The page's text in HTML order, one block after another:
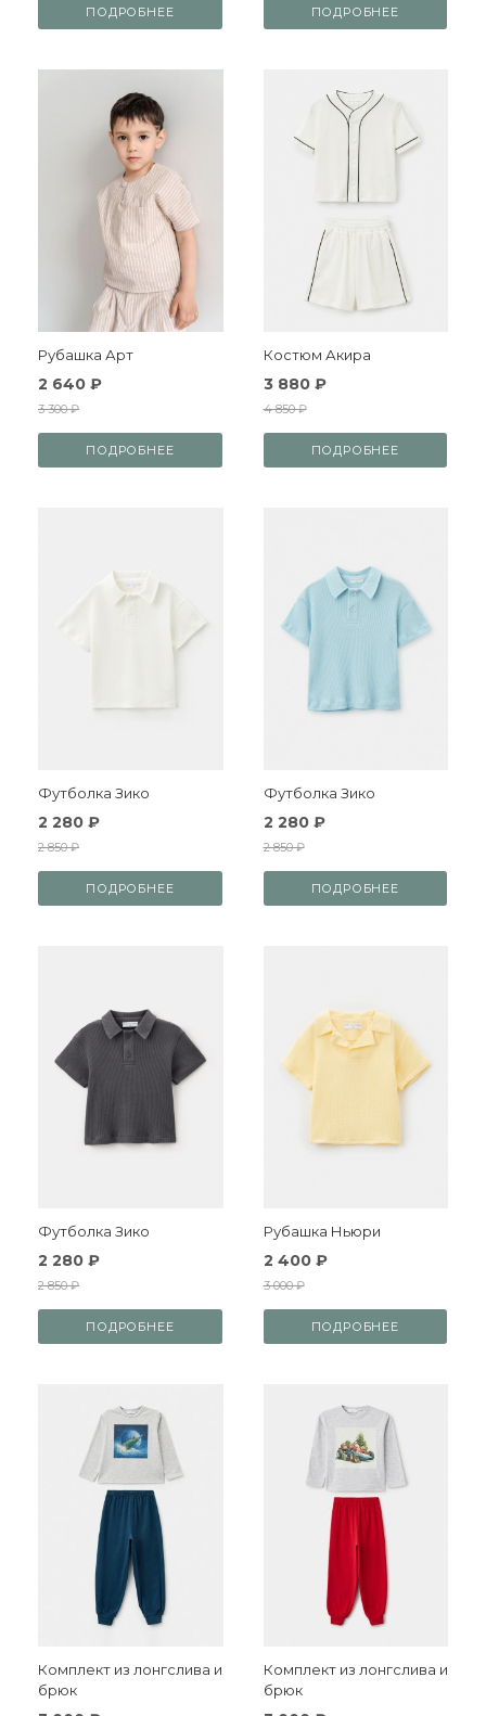
ПОДРОБНЕЕ ПОДРОБНЕЕ
Рубашка Арт
2 640 ₽
3 300 ₽
ПОДРОБНЕЕ
Костюм Акира
3 880 ₽
4 850 ₽
ПОДРОБНЕЕ
Футболка Зико
2 280 ₽
2 850 ₽
ПОДРОБНЕЕ
Футболка Зико
2 280 ₽
2 850 ₽
ПОДРОБНЕЕ
Футболка Зико
2 280 ₽
2 850 ₽
ПОДРОБНЕЕ
Рубашка Ньюри
2 400 ₽
3 000 ₽
ПОДРОБНЕЕ
Комплект из лонгслива и
брюк
Комплект из лонгслива и
брюк